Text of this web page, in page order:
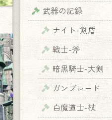
武器の記録
ナイト-剣盾
戦士-斧
暗黒騎士-大剣
ガンブレード
白魔道士-杖